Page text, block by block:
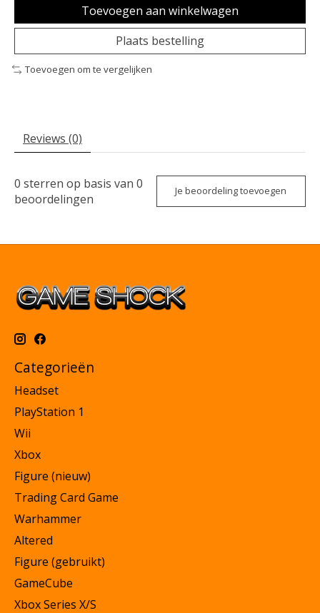
Toevoegen aan winkelwagen
Plaats bestelling
Toevoegen om te vergelijken
Reviews (0)
0 sterren op basis van 0
beoordelingen
Je beoordeling toevoegen
Categorieën
Headset
PlayStation 1
Wii
Xbox
Figure (nieuw)
Trading Card Game
Warhammer
Altered
Figure (gebruikt)
GameCube
Xbox Series X/S